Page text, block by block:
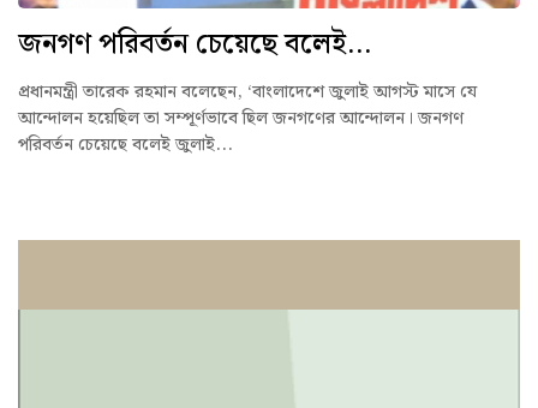
জনগণ পরিবর্তন চেয়েছে বলেই...
প্রধানমন্ত্রী তারেক রহমান বলেছেন, ‘বাংলাদেশে জুলাই আগস্ট মাসে যে
আন্দোলন হয়েছিল তা সম্পূর্ণভাবে ছিল জনগণের আন্দোলন। জনগণ
পরিবর্তন চেয়েছে বলেই জুলাই...